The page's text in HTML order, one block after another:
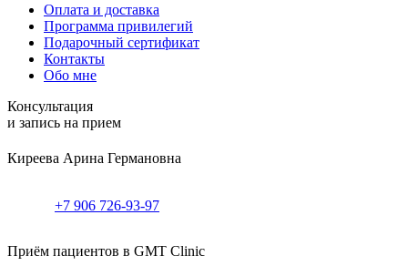
Оплата и доставка
Программа привилегий
Подарочный сертификат
Контакты
Обо мне
Консультация
и запись на прием
Киреева Арина Германовна
+7 906 726-93-97
Приём пациентов в GMT Clinic